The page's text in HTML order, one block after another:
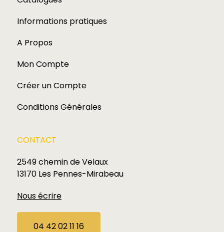
Informations pratiques
A Propos
Mon Compte
Créer un Compte
Conditions Générales
CONTACT
2549 chemin de Velaux
13170 Les Pennes-Mirabeau
Nous écrire
04 42 02 11 16